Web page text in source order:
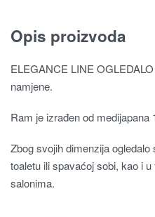
Opis proizvoda
ELEGANCE LINE
namjene.
Ram je izrađen od medijapana
Zbog svojih dimenzija
toaletu ili spavaćoj sobi, kao i
salonima.